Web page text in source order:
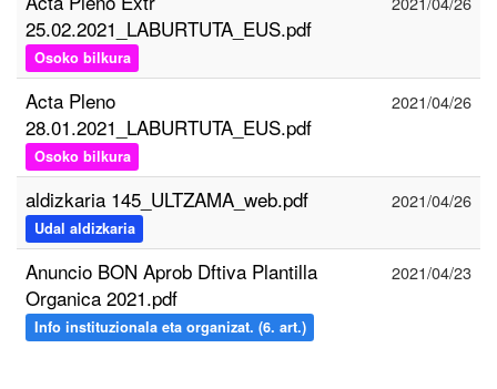
25.02.2021_LABURTUTA_EUS.pdf
Osoko bilkura
Acta Pleno
28.01.2021_LABURTUTA_EUS.pdf
Osoko bilkura
2021/04/26
aldizkaria 145_ULTZAMA_web.pdf
Udal aldizkaria
2021/04/26
Anuncio BON Aprob Dftiva Plantilla
Organica 2021.pdf
Info instituzionala eta organizat. (6. art.)
2021/04/23